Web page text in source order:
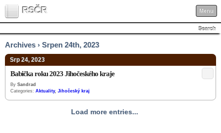
RSČR Menu
Search
Archives › Srpen 24th, 2023
Srp 24, 2023
Babička roku 2023 Jihočeského kraje
By Sandrad
Categories: Aktuality, Jihočeský kraj
Load more entries...